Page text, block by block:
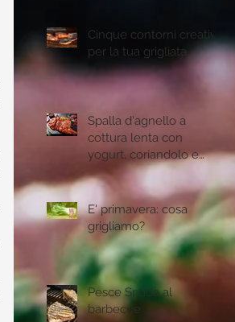
Cinque contorni creativi
per la tua grigliata
Spalla d'agnello a
cottura lenta con
yogurt, coriandolo e
semi di melogtano
E' primavera: cosa
grigliamo?
Pesce Spada al
barbecue